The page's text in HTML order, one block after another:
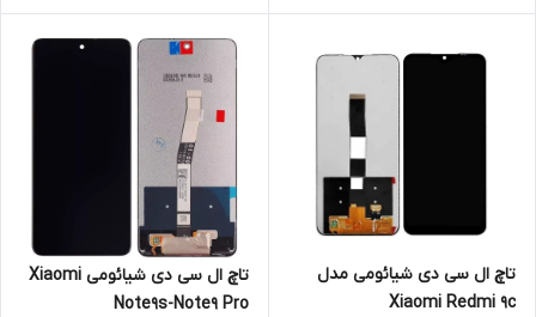
تاچ ال سی دی شیائومی مدل
Xiaomi Redmi 9c
تاچ ال سی دی شیائومی Xiaomi
Note9s-Note9 Pro